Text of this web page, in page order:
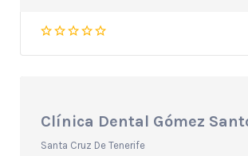
Clínica Dental Gómez
Santa Cruz De Tenerife